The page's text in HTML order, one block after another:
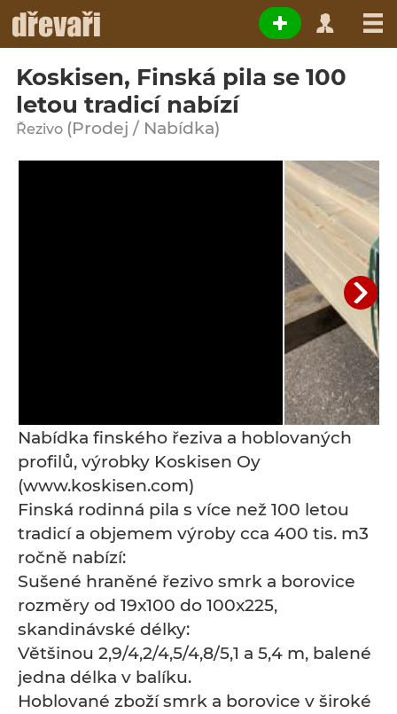
Koskisen, Finská pila se 100
letou tradicí nabízí
Řezivo (Prodej / Nabídka)
Nabídka finského řeziva a hoblovaných
profilů, výrobky Koskisen Oy
(www.koskisen.com)
Finská rodinná pila s více než 100 letou
tradicí a objemem výroby cca 400 tis. m3
ročně nabízí:
Sušené hraněné řezivo smrk a borovice
rozměry od 19x100 do 100x225,
skandinávské délky:
Většinou 2,9/4,2/4,5/4,8/5,1 a 5,4 m, balené
jedna délka v balíku.
Hoblované zboží smrk a borovice v široké